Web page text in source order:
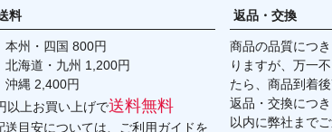
料
州・四国 800円
・九州 1,200円
2,400円
以上お買い上げで送料無料
送目安については、 ご利用ガイドを
返品・交換
商品の品質につ
りますが、万一
たら、商品到着
返品・交換につ
以内に弊社まで